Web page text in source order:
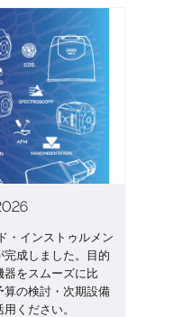
・インストゥルメン
成しました。目的
器をスムーズに比
算の検討・次期設備
ください。